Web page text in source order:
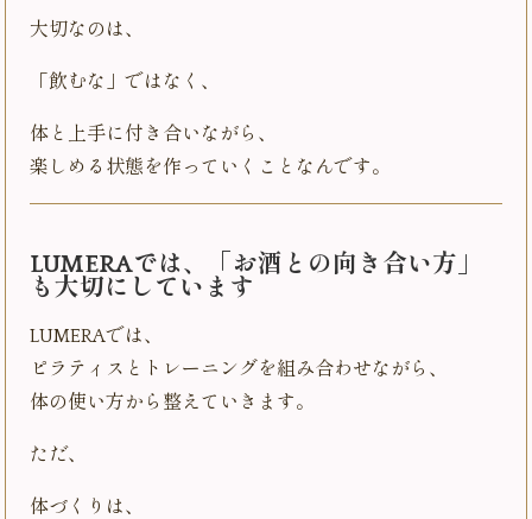
大切なのは、
「飲むな」ではなく、
体と上手に付き合いながら、
楽しめる状態を作っていくことなんです。
LUMERAでは、「お酒との向き合い方」
も大切にしています
LUMERAでは、
ピラティスとトレーニングを組み合わせながら、
体の使い方から整えていきます。
ただ、
体づくりは、